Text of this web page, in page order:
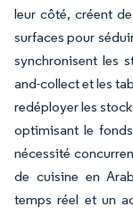
leur côté, créent
surfaces pour
synchronisent les
and-collect et les
redéployer les
optimisant le
nécessité
de cuisine en
temps réel et un